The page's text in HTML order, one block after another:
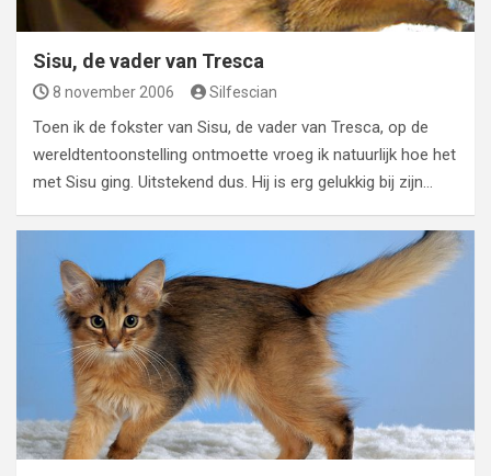
Sisu, de vader van Tresca
8 november 2006 Silfescian
Toen ik de fokster van Sisu, de vader van Tresca, op de
wereldtentoonstelling ontmoette vroeg ik natuurlijk hoe het
met Sisu ging. Uitstekend dus. Hij is erg gelukkig bij zijn…